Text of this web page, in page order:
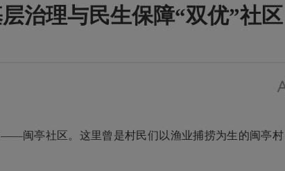
治理与民生保障“双优”社区
亭社区。这里曾是村民们以渔业捕捞为生的闽亭村